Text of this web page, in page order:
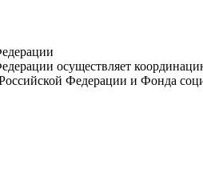
осуществляет
Федерации и Фонда